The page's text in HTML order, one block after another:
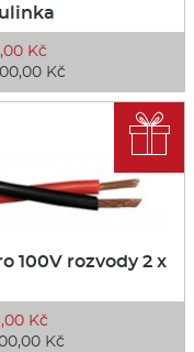
Kč
Kč
100V rozvody 2 x
Kč
Kč
